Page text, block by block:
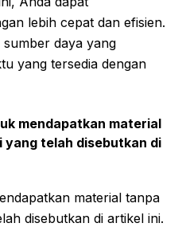
lebih cepat dan efisien.
daya yang
yang tersedia dengan
mendapatkan material
yang telah disebutkan di
material tanpa
disebutkan di artikel ini.